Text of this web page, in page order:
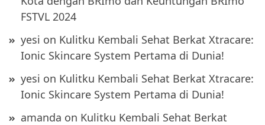
FSTVL 2024
yesi on Kulitku Kembali Sehat Berkat Xtracare:
Ionic Skincare System Pertama di Dunia!
yesi on Kulitku Kembali Sehat Berkat Xtracare:
Ionic Skincare System Pertama di Dunia!
amanda on Kulitku Kembali Sehat Berkat